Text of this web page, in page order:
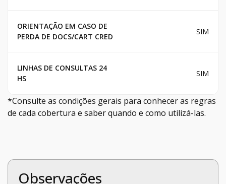
ORIENTAÇÃO EM CASO DE
PERDA DE DOCS/CART CRED
SIM
LINHAS DE CONSULTAS 24
HS
SIM
*Consulte as condições gerais para conhecer as regras
de cada cobertura e saber quando e como utilizá-las.
Observações